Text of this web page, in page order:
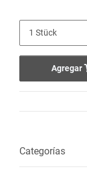
Agregar
Categorías